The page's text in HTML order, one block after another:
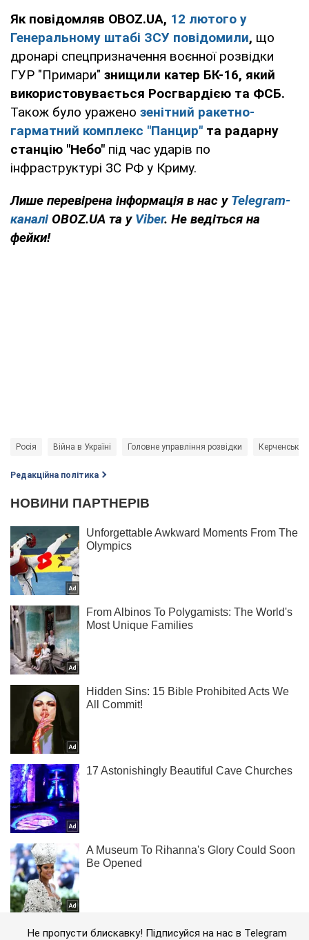
Як повідомляв OBOZ.UA, 12 лютого у
Генеральному штабі ЗСУ повідомили, що
дронарі спецпризначення воєнної розвідки
ГУР "Примари" знищили катер БК-16, який
використовувається Росгвардією та ФСБ.
Також було уражено зенітний ракетно-
гарматний комплекс "Панцир" та радарну
станцію "Небо" під час ударів по
інфраструктурі ЗС РФ у Криму.
Лише перевірена інформація в нас у Telegram-
каналі OBOZ.UA та у Viber. Не ведіться на
фейки!
Росія Війна в Україні Головне управління розвідки Керченська
Редакційна політика
Не пропусти блискавку! Підписуйся на нас в Telegram